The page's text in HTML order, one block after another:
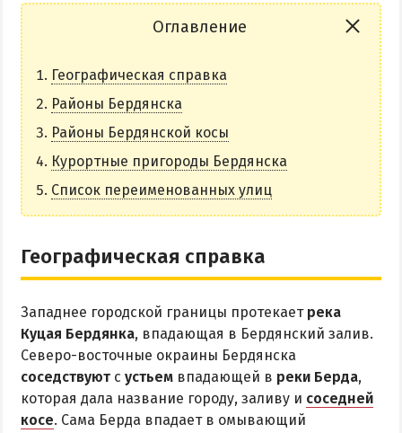
КОЛОНИЯ
КУРОРТ
ЛИСКИ
МАКОРТЫ
НАГОРНАЯ ЧАСТЬ
ПЕСКИ
ЦЕНТР
АЗОВСКОЕ (ЛУНАЧАРСКОЕ)
НОВОПЕТРОВКА
ЛЕЧЕНИЕ И БАЛЬНЕОТЕРАПИЯ
Грязи, лиманы и соленые озера
Оглавление
Географическая справка
Районы Бердянска
Районы Бердянской косы
Курортные пригороды Бердянска
Список переименованных улиц
Географическая справка
Западнее городской границы протекает река
Куцая Бердянка, впадающая в Бердянский залив.
Северо-восточные окраины Бердянска
соседствуют с устьем впадающей в реки Берда,
которая дала название городу, заливу и соседней
косе. Сама Берда впадает в омывающий